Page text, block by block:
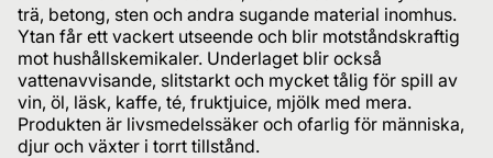
trä, betong, sten och andra sugande material inomhus.
Ytan får ett vackert utseende och blir motståndskraftig
mot hushållskemikaler. Underlaget blir också
vattenavvisande, slitstarkt och mycket tålig för spill av
vin, öl, läsk, kaffe, té, fruktjuice, mjölk med mera.
Produkten är livsmedelssäker och ofarlig för människa,
djur och växter i torrt tillstånd.